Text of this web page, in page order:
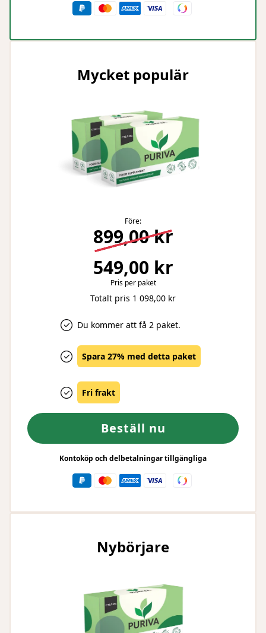
Nybörjare
Mycket populär
Före:
899,00 kr
549,00 kr
Pris per paket
Totalt pris 1 098,00 kr
Du kommer att få 2 paket.
Spara 27% med detta paket
Fri frakt
Beställ nu
Kontoköp och delbetalningar tillgängliga